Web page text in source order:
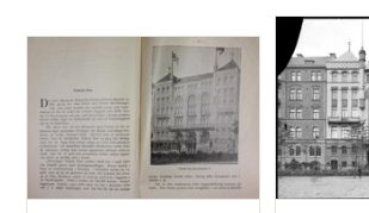
teman